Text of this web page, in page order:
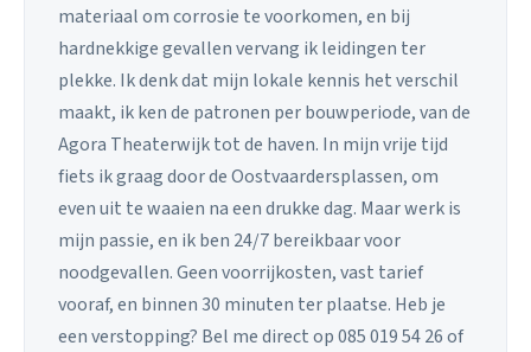
materiaal om corrosie te voorkomen, en bij
hardnekkige gevallen vervang ik leidingen ter
plekke. Ik denk dat mijn lokale kennis het verschil
maakt, ik ken de patronen per bouwperiode, van de
Agora Theaterwijk tot de haven. In mijn vrije tijd
fiets ik graag door de Oostvaardersplassen, om
even uit te waaien na een drukke dag. Maar werk is
mijn passie, en ik ben 24/7 bereikbaar voor
noodgevallen. Geen voorrijkosten, vast tarief
vooraf, en binnen 30 minuten ter plaatse. Heb je
een verstopping? Bel me direct op 085 019 54 26 of